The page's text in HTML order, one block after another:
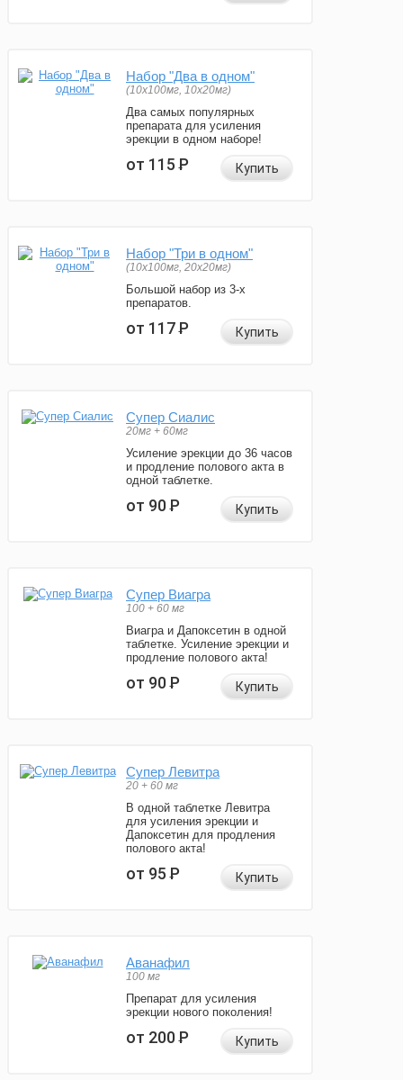
Набор "Два в одном"
(10x100мг, 10x20мг)
Два самых популярных
препарата для усиления
эрекции в одном наборе!
от 115Р Купить
Набор "Три в одном"
(10x100мг, 20x20мг)
Большой набор из 3-х
препаратов.
от 117Р Купить
Супер Сиалис
20мг + 60мг
Усиление эрекции до 36 часов
и продление полового акта в
одной таблетке.
от 90Р Купить
Супер Виагра
100 + 60 мг
Виагра и Дапоксетин в одной
таблетке. Усиление эрекции и
продление полового акта!
от 90Р Купить
Супер Левитра
20 + 60 мг
В одной таблетке Левитра
для усиления эрекции и
Дапоксетин для продления
полового акта!
от 95Р Купить
Аванафил
100 мг
Препарат для усиления
эрекции нового поколения!
от 200Р Купить